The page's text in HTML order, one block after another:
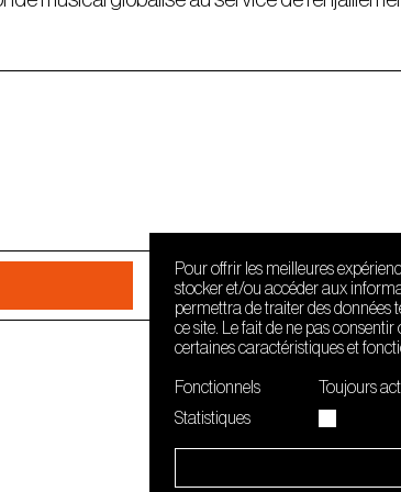
Pour offrir les meilleures
stocker et/ou accéder aux
permettra de traiter des données
ce site. Le fait de ne pas
certaines caractéristiques et
Fonctionnels
Toujours
Statistiques